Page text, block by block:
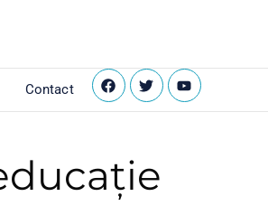
Contact